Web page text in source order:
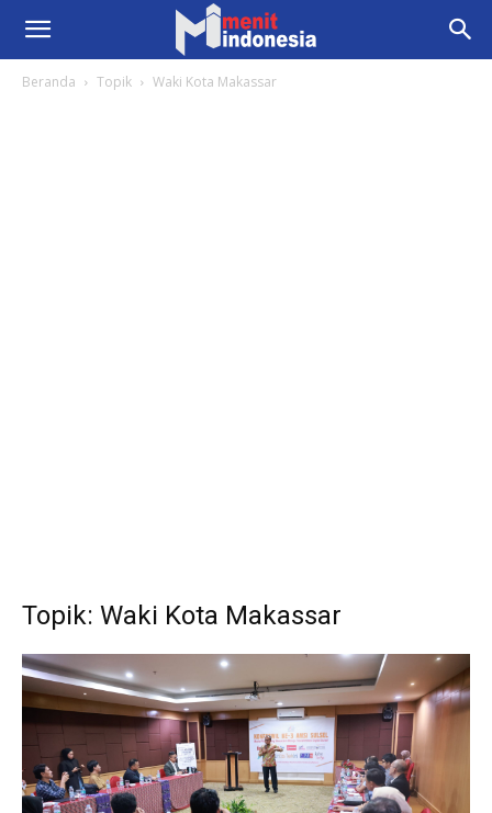
Beranda Topik Waki Kota Makassar
Topik: Waki Kota Makassar